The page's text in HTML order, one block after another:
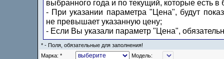
выбранного года и по текущий, которые есть в
- При указании параметра "Цена", будут
не превышает указанную цену;
- Если Вы указали параметр "Цена",
* - Поля, обязательные для заполнения!
Марка: *
Модель: